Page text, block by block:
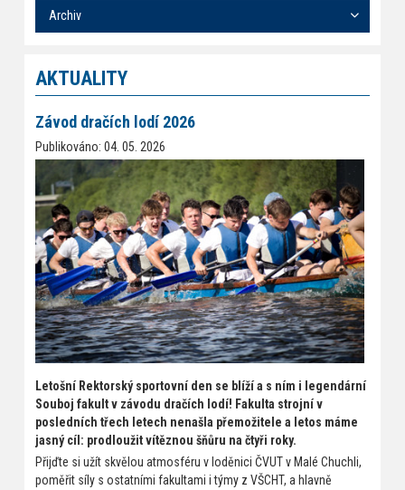
Archiv
AKTUALITY
Závod dračích lodí 2026
Publikováno: 04. 05. 2026
Letošní Rektorský sportovní den se blíží a s ním i legendární
Souboj fakult v závodu dračích lodí! Fakulta strojní v
posledních třech letech nenašla přemožitele a letos máme
jasný cíl: prodloužit vítěznou šňůru na čtyři roky.
Přijďte si užít skvělou atmosféru v loděnici ČVUT v Malé Chuchli,
poměřit síly s ostatními fakultami i týmy z VŠCHT, a hlavně